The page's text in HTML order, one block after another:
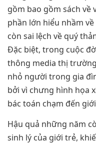
gồm bao gồm sách về
phần lớn hiểu nhầm
còn sai lệch về quý
Đặc biệt, trong cuộc
thông media thị
nhỏ người trong gia
bởi vì chưng hình họa
bác toán chạm đến
Hậu quả những năm
sinh lý của giới trẻ,